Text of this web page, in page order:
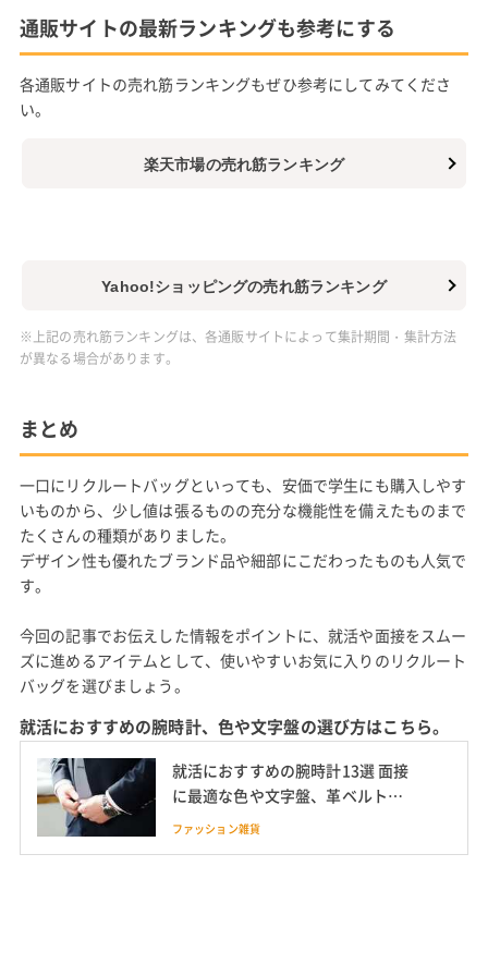
外形寸法 幅42cm 奥行11cm 高さ27cm
材質 合皮
重量 0.68kg
楽天 3,960円+送料無料
各通販サイトの売れ筋ランキングもぜひ参考にしてみてくださ
い。
楽天市場の売れ筋ランキング
Yahoo!ショッピングの売れ筋ランキング
が異なる場合があります。
まとめ
一口にリクルートバッグといっても、安価で学生にも購入しやす